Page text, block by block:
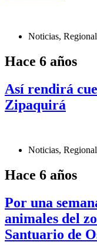
Noticias, Regional
Hace 6 años
Así rendirá
Zipaquirá
Noticias, Regional
Hace 6 años
Por una
animales del
Santuario de